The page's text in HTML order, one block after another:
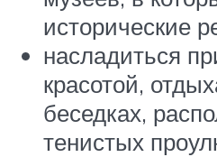
исторические
насладиться
красотой,
беседках,
тенистых